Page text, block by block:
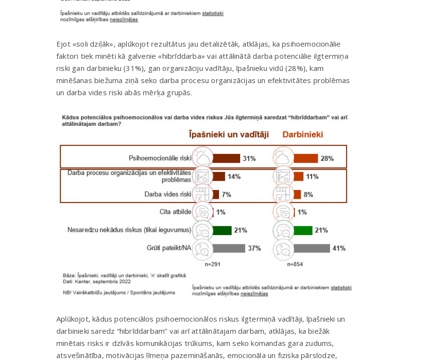
Ejot «soli dziļāk», aplūkojot rezultātus jau detalizētāk, atklājas, ka psihoemocionālie
faktori tiek minēti kā galvenie «hibrīddarba» vai attālinātā darba potenciālie ilgtermiņa
riski gan darbinieku (31%), gan organizāciju vadītāju, īpašnieku vidū (28%), kam
minēšanas biežuma ziņā seko darba procesu organizācijas un efektivitātes problēmas
un darba vides riski abās mērķa grupās.
Aplūkojot, kādus potenciālos psihoemocionālos riskus ilgtermiņā vadītāji, īpašnieki un
darbinieki saredz “hibrīddarbam” vai arī attālinātajam darbam, atklājas, ka biežāk
minētais risks ir dzīvās komunikācijas trūkums, kam seko komandas gara zudums,
atsvešinātība, motivācijas līmeņa pazemināšanās, emocionāla un fiziska pārslodze,